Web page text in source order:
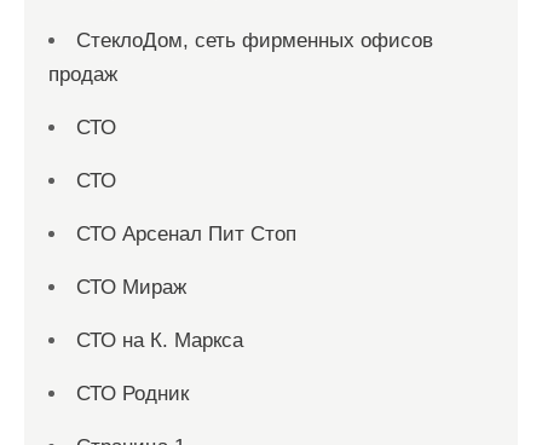
СтеклоДом, сеть фирменных офисов
продаж
СТО
СТО
СТО Арсенал Пит Стоп
СТО Мираж
СТО на К. Маркса
СТО Родник